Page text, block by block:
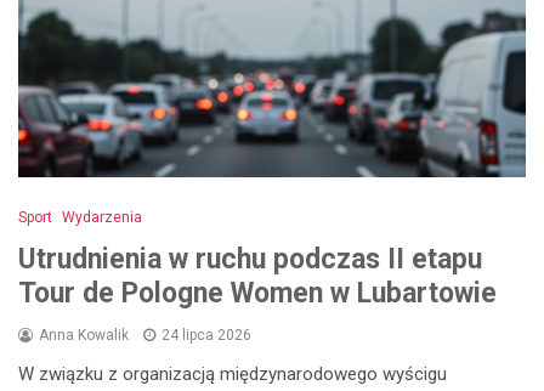
Sport Wydarzenia
Utrudnienia w ruchu podczas II etapu
Tour de Pologne Women w Lubartowie
Anna Kowalik 24 lipca 2026
W związku z organizacją międzynarodowego wyścigu